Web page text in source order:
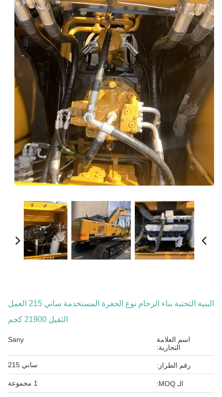
البنية التحتية بناء الزحام نوع الحفرة المستخدمة ساني 215 العمل
الثقيل 21900 كجم
اسم العلامة
التجارية:
Sany
رقم الطراز: ساني 215
الـ MOQ: 1 مجموعة